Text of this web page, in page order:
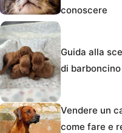
conoscere
Guida alla
di
Vendere un
come fare e